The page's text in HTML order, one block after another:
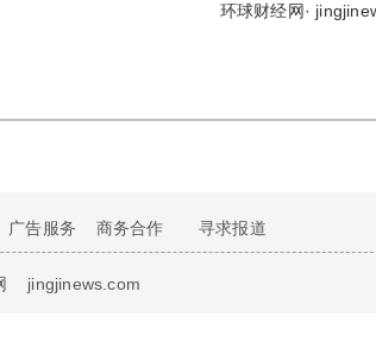
环球财经网·
广告服务 商务合作 寻求报道
jingjinews.com